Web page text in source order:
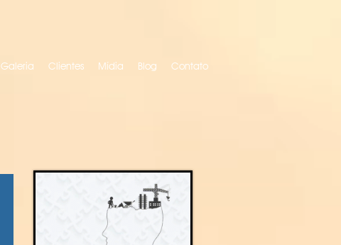
Galeria Clientes Mídia Blog Contato